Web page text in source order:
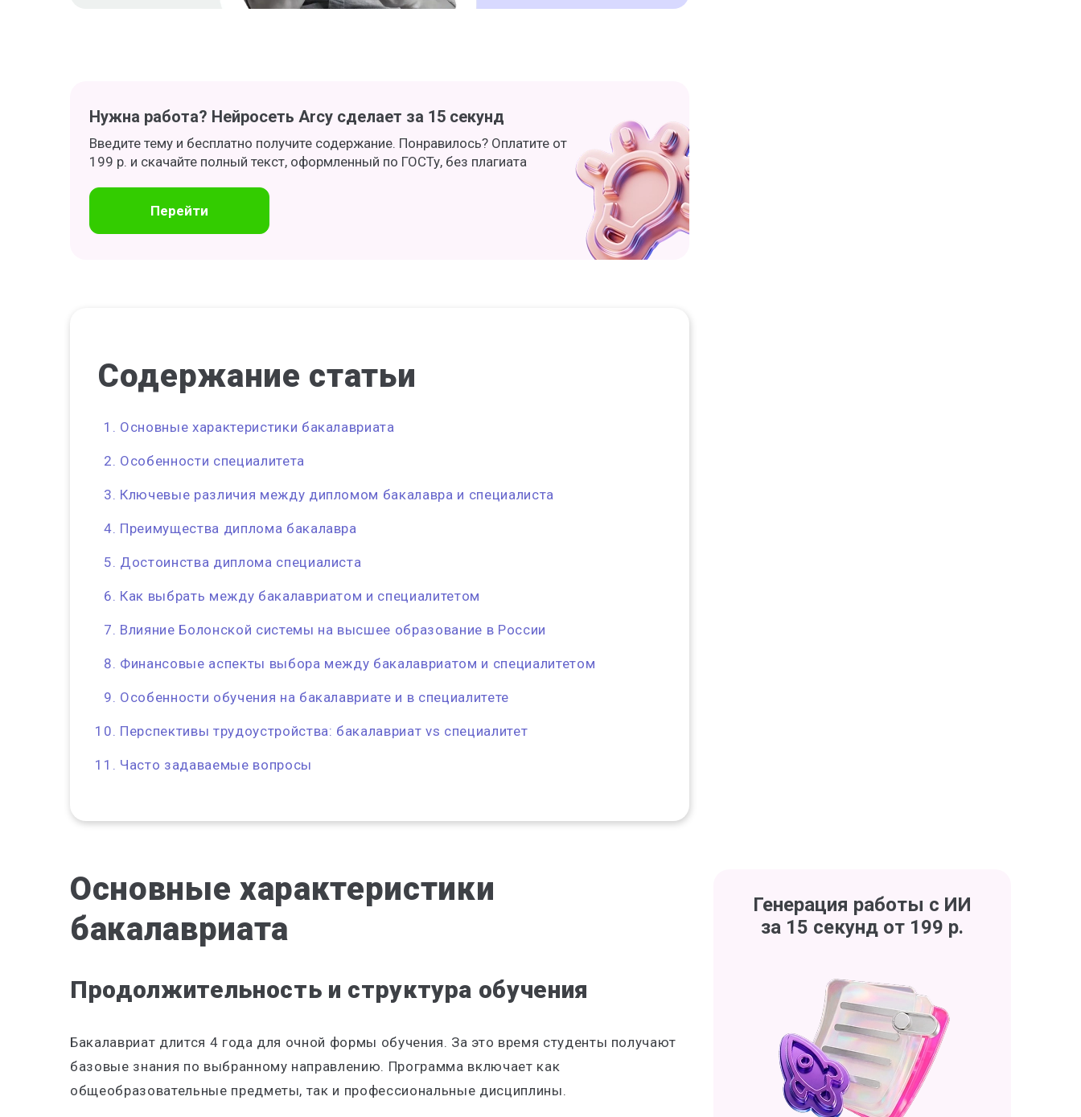
Нужна работа? Нейросеть Arcy сделает за 15 секунд
Введите тему и бесплатно получите содержание. Понравилось? Оплатите от
199 р. и скачайте полный текст, оформленный по ГОСТу, без плагиата
Перейти
Содержание статьи
Основные характеристики бакалавриата
Особенности специалитета
Ключевые различия между дипломом бакалавра и специалиста
Преимущества диплома бакалавра
Достоинства диплома специалиста
Как выбрать между бакалавриатом и специалитетом
Влияние Болонской системы на высшее образование в России
Финансовые аспекты выбора между бакалавриатом и специалитетом
Особенности обучения на бакалавриате и в специалитете
Перспективы трудоустройства: бакалавриат vs специалитет
Часто задаваемые вопросы
Основные характеристики
бакалавриата
Продолжительность и структура обучения
Бакалавриат длится 4 года для очной формы обучения. За это время студенты получают
базовые знания по выбранному направлению. Программа включает как
общеобразовательные предметы, так и профессиональные дисциплины.
Генерация работы с ИИ
за 15 секунд от 199 р.